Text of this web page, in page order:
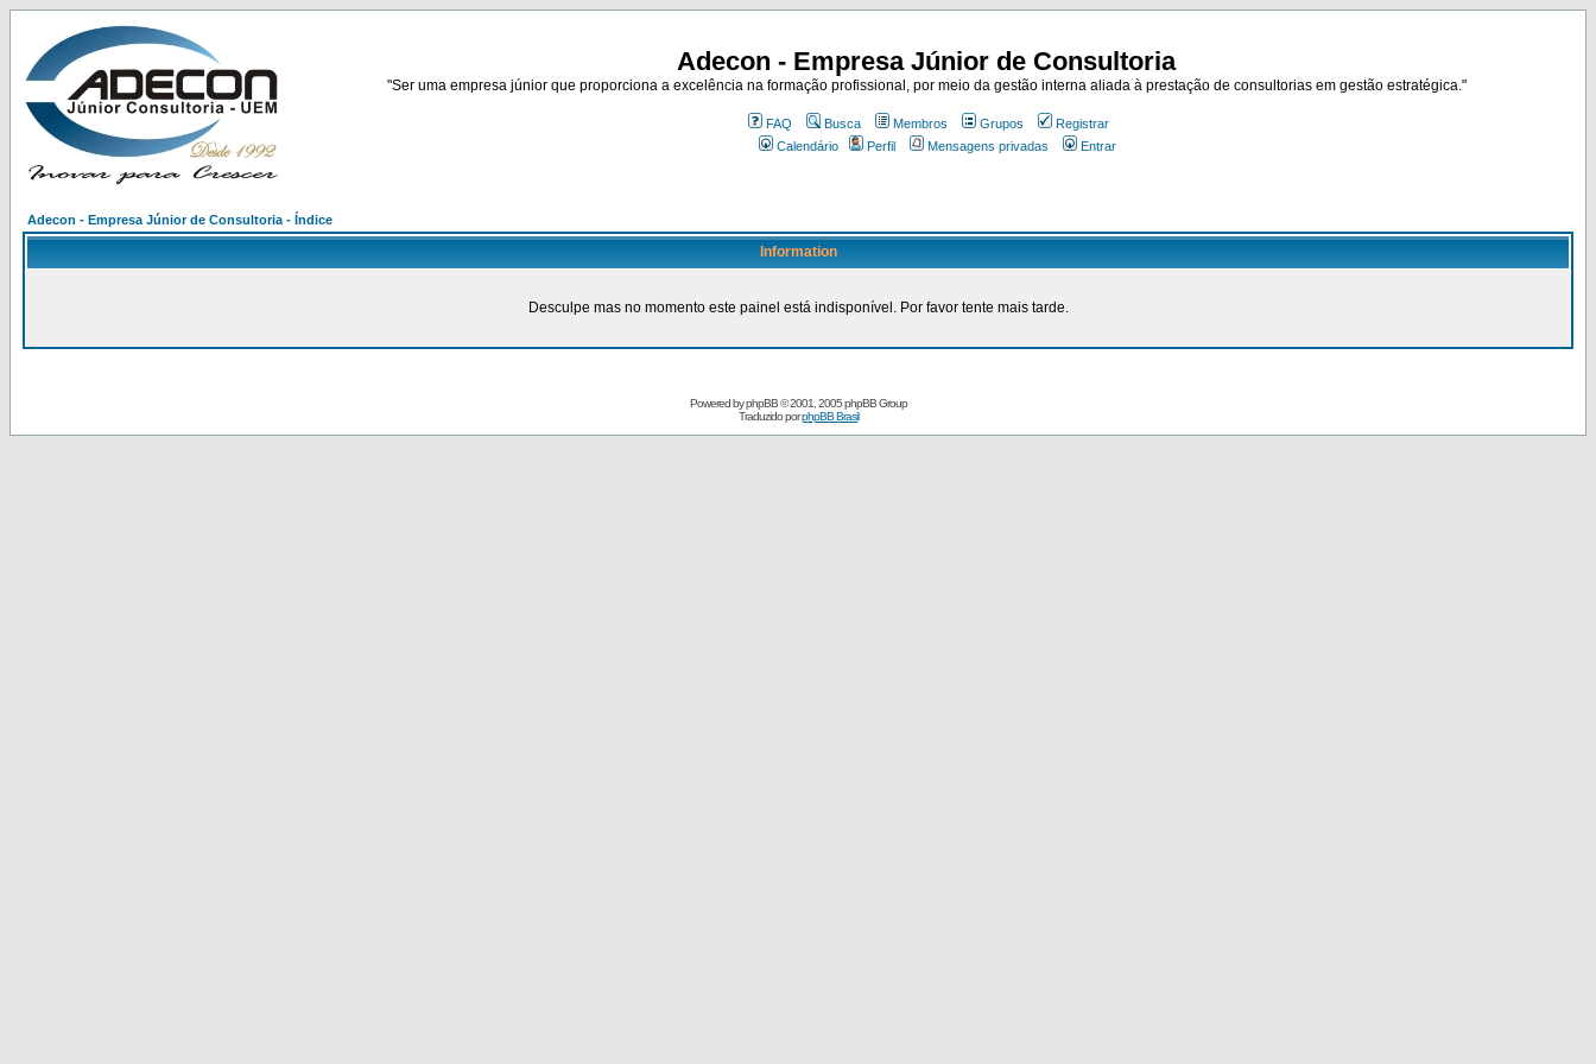
Adecon - Empresa Júnior de Consultoria
"Ser uma empresa júnior que proporciona a excelência na formação profissional, por meio da gestão interna aliada à prestação de consultorias em gestão estratégica."
FAQ Busca Membros Grupos
Registrar
Calendário
Perfil Mensagens privadas Entrar
Adecon - Empresa Júnior de Consultoria - Índice
Information
Desculpe mas no momento este painel está indisponível. Por favor tente mais tarde.
Powered byphpBB© 2001, 2005 phpBB Group
Traduzido porphpBB Brasil